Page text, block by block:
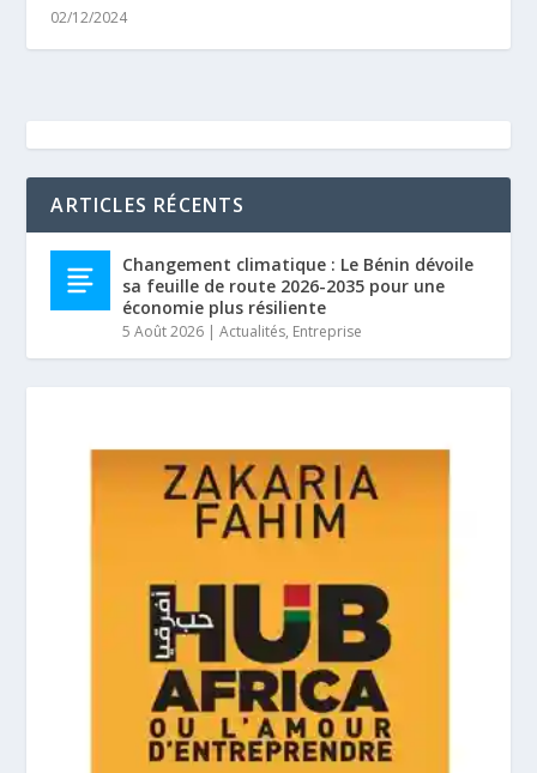
02/12/2024
ARTICLES RÉCENTS
Changement climatique : Le Bénin dévoile
sa feuille de route 2026-2035 pour une
économie plus résiliente
5 Août 2026 |Actualités, Entreprise